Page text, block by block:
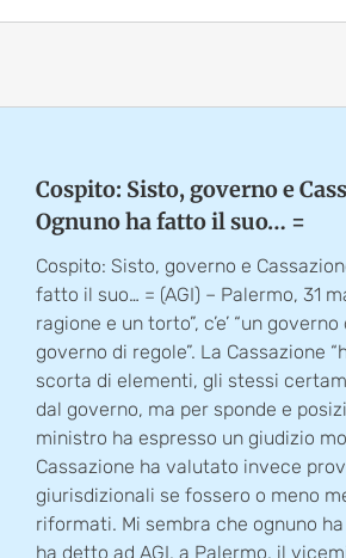
Cospito: Sisto, governo e
Ognuno ha fatto il suo… =
Cospito: Sisto, governo e
fatto il suo… = (AGI) – Palermo, 31
ragione e un torto”, c’e’ “un
governo di regole”. La Cassazione
scorta di elementi, gli stessi
dal governo, ma per sponde e
ministro ha espresso un giudizio
Cassazione ha valutato invece
giurisdizionali se fossero o meno
riformati. Mi sembra che ognuno ha
ha detto ad AGI, a Palermo, il